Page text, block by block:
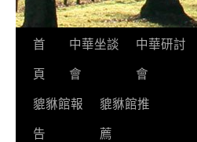
首
頁
中華坐談
會
中華研討
會
貔貅館報
告
貔貅館推
薦